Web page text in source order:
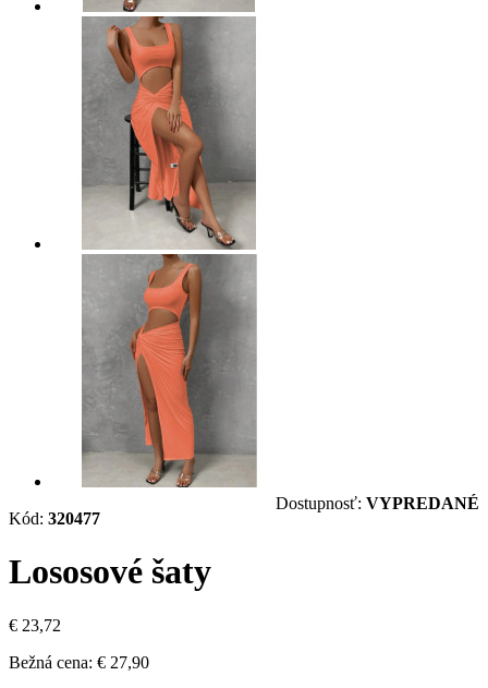
Kód: 320477
Dostupnosť: VYPREDANÉ
Lososové šaty
€ 23,72
Bežná cena: € 27,90